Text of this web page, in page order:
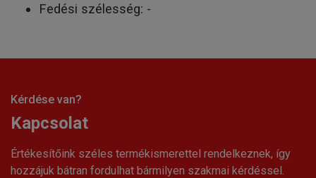
Fedési szélesség: -
Kérdése van?
Kapcsolat
Értékesítőink széles termékismerettel rendelkeznek, így
hozzájuk bátran fordulhat bármilyen szakmai kérdéssel.